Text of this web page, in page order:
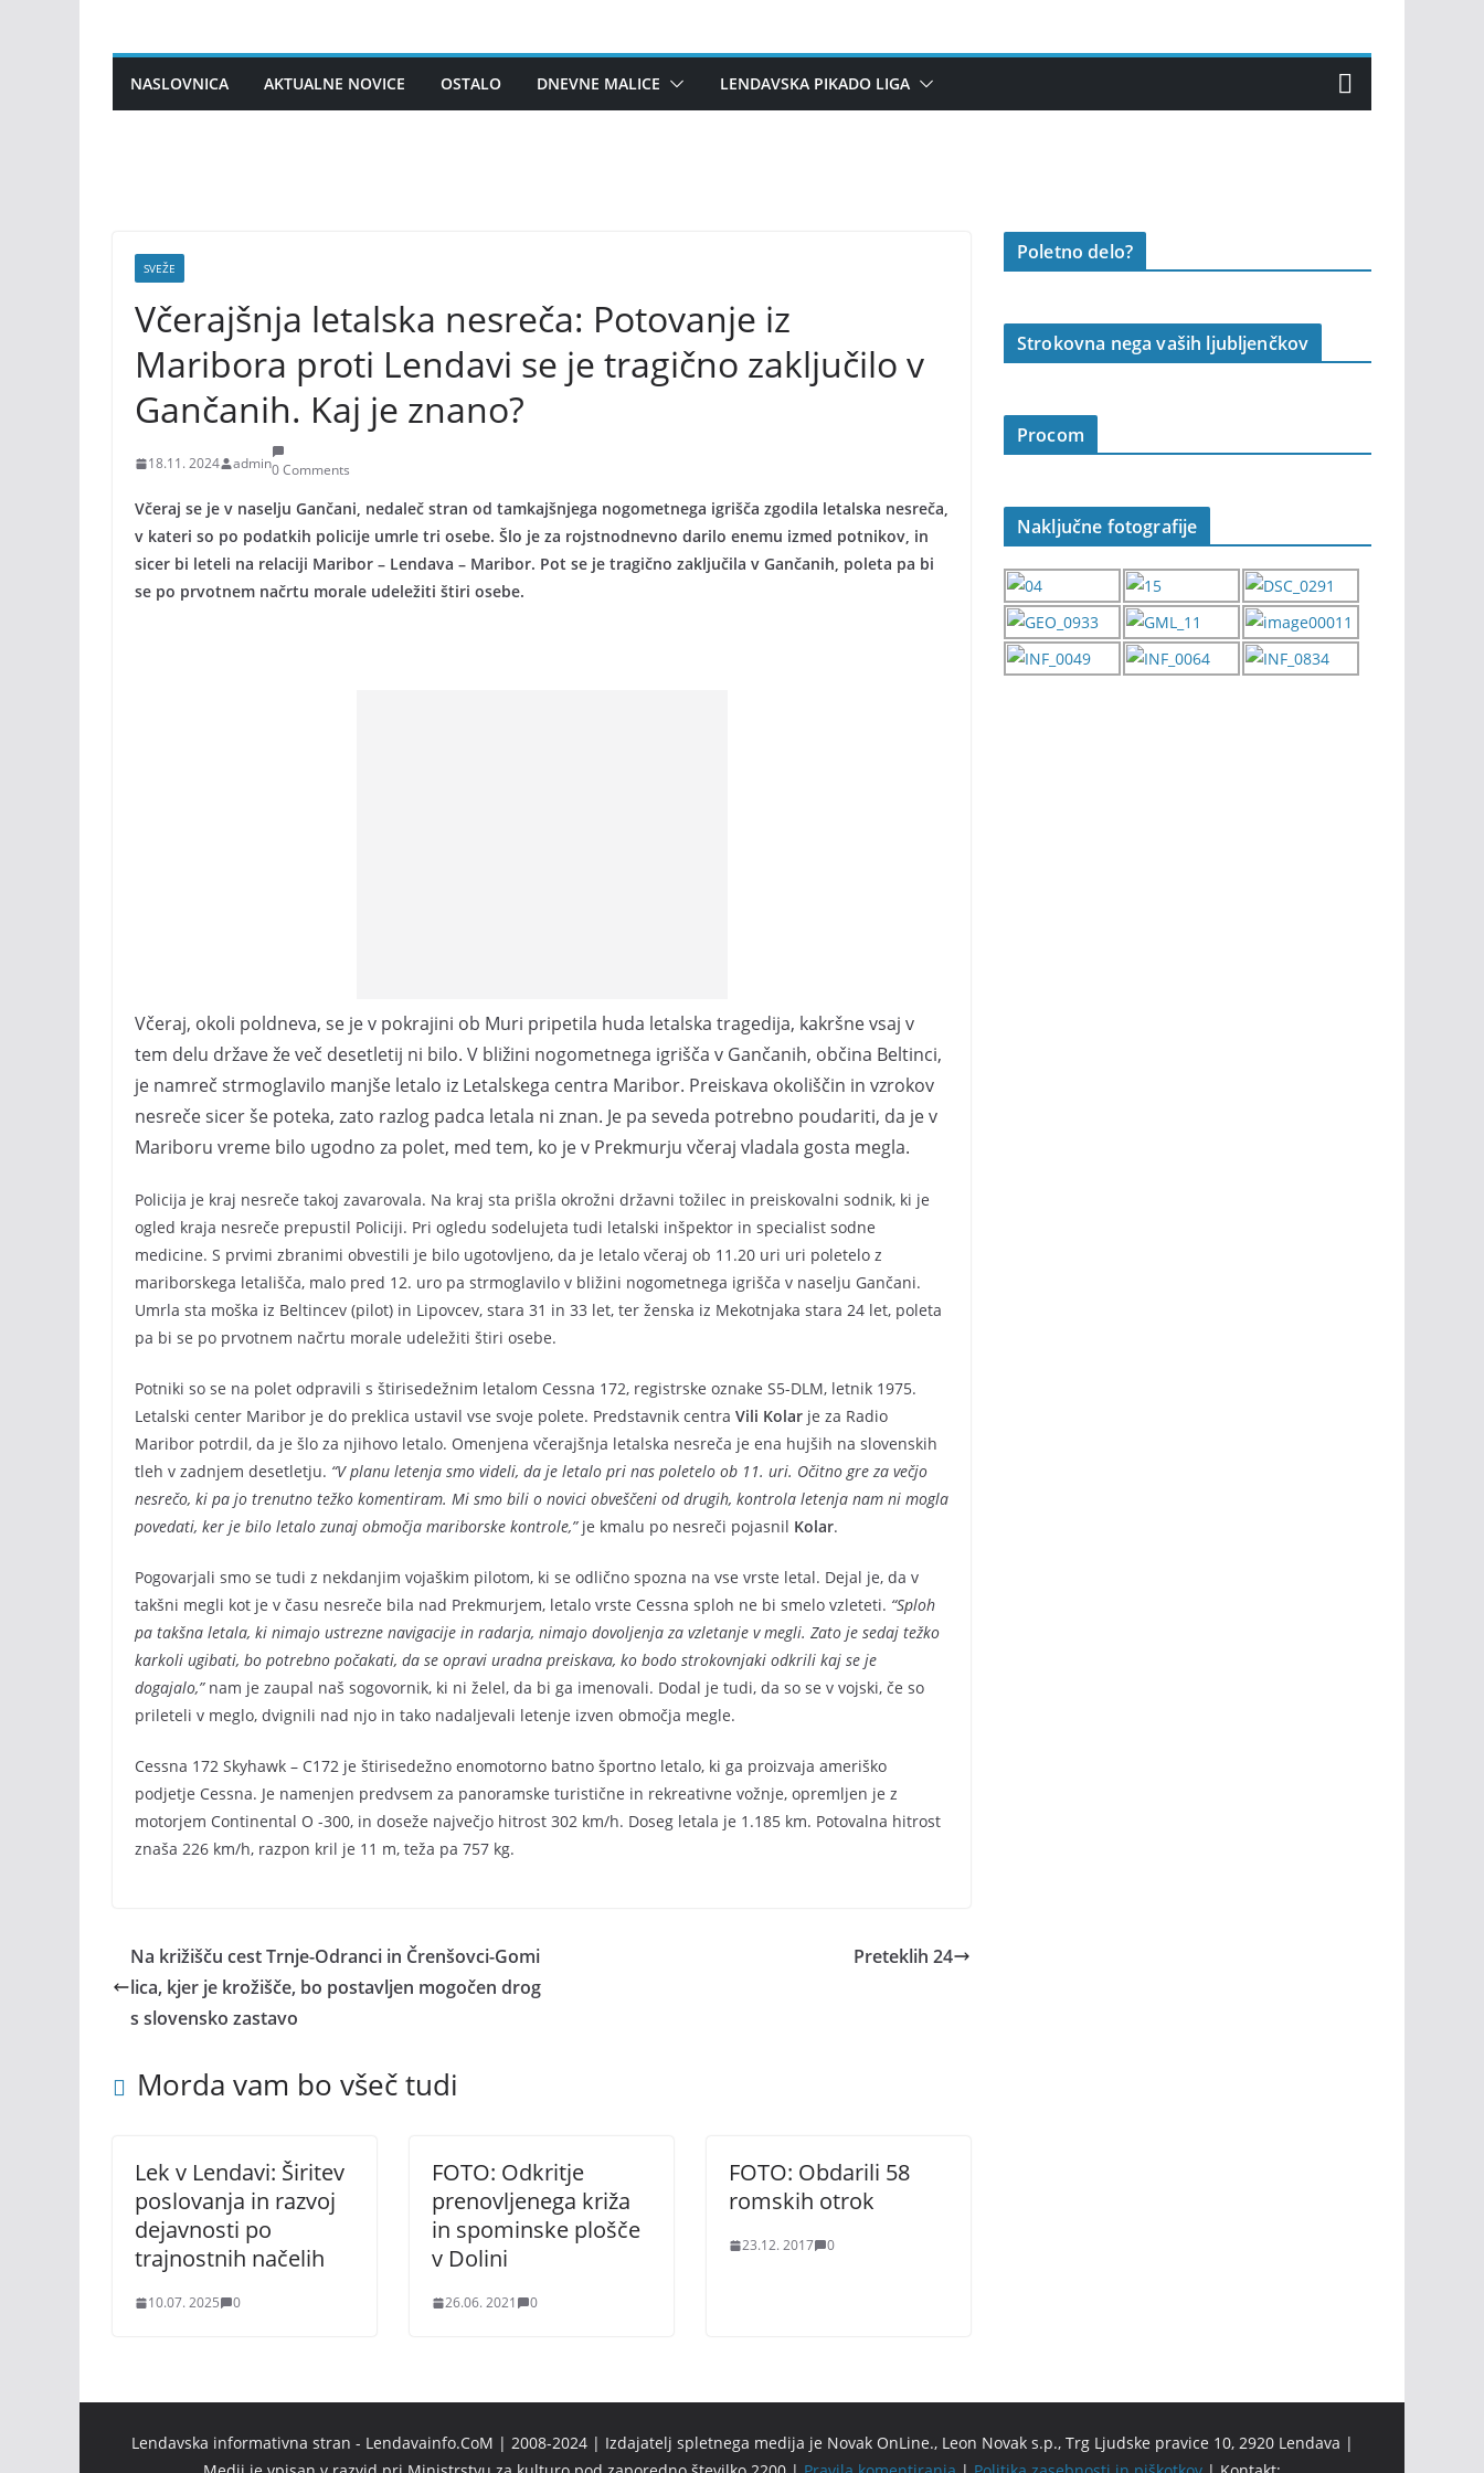
contentNASLOVNICA AKTUALNE NOVICE OSTALO DNEVNE MALICE LENDAVSKA PIKADO LIGA
SVEŽE
Včerajšnja letalska nesreča: Potovanje iz
Maribora proti Lendavi se je tragično zaključilo v
Gančanih. Kaj je znano?
18.11. 2024 admin0 Comments
Včeraj se je v naselju Gančani, nedaleč stran od tamkajšnjega nogometnega igrišča zgodila letalska nesreča,
v kateri so po podatkih policije umrle tri osebe. Šlo je za rojstnodnevno darilo enemu izmed potnikov, in
sicer bi leteli na relaciji Maribor – Lendava – Maribor. Pot se je tragično zaključila v Gančanih, poleta pa bi
se po prvotnem načrtu morale udeležiti štiri osebe.
Včeraj, okoli poldneva, se je v pokrajini ob Muri pripetila huda letalska tragedija, kakršne vsaj v
tem delu države že več desetletij ni bilo. V bližini nogometnega igrišča v Gančanih, občina Beltinci,
je namreč strmoglavilo manjše letalo iz Letalskega centra Maribor. Preiskava okoliščin in vzrokov
nesreče sicer še poteka, zato razlog padca letala ni znan. Je pa seveda potrebno poudariti, da je v
Mariboru vreme bilo ugodno za polet, med tem, ko je v Prekmurju včeraj vladala gosta megla.
Policija je kraj nesreče takoj zavarovala. Na kraj sta prišla okrožni državni tožilec in preiskovalni sodnik, ki je
ogled kraja nesreče prepustil Policiji. Pri ogledu sodelujeta tudi letalski inšpektor in specialist sodne
medicine. S prvimi zbranimi obvestili je bilo ugotovljeno, da je letalo včeraj ob 11.20 uri uri poletelo z
mariborskega letališča, malo pred 12. uro pa strmoglavilo v bližini nogometnega igrišča v naselju Gančani.
Umrla sta moška iz Beltincev (pilot) in Lipovcev, stara 31 in 33 let, ter ženska iz Mekotnjaka stara 24 let, poleta
pa bi se po prvotnem načrtu morale udeležiti štiri osebe.
Potniki so se na polet odpravili s štirisedežnim letalom Cessna 172, registrske oznake S5-DLM, letnik 1975.
Letalski center Maribor je do preklica ustavil vse svoje polete. Predstavnik centra Vili Kolar je za Radio
Maribor potrdil, da je šlo za njihovo letalo. Omenjena včerajšnja letalska nesreča je ena hujših na slovenskih
tleh v zadnjem desetletju. “V planu letenja smo videli, da je letalo pri nas poletelo ob 11. uri. Očitno gre za večjo
nesrečo, ki pa jo trenutno težko komentiram. Mi smo bili o novici obveščeni od drugih, kontrola letenja nam ni mogla
povedati, ker je bilo letalo zunaj območja mariborske kontrole,”je kmalu po nesreči pojasnil Kolar.
Pogovarjali smo se tudi z nekdanjim vojaškim pilotom, ki se odlično spozna na vse vrste letal. Dejal je, da v
takšni megli kot je v času nesreče bila nad Prekmurjem, letalo vrste Cessna sploh ne bi smelo vzleteti. “Sploh
pa takšna letala, ki nimajo ustrezne navigacije in radarja, nimajo dovoljenja za vzletanje v megli. Zato je sedaj težko
karkoli ugibati, bo potrebno počakati, da se opravi uradna preiskava, ko bodo strokovnjaki odkrili kaj se je
dogajalo,”nam je zaupal naš sogovornik, ki ni želel, da bi ga imenovali. Dodal je tudi, da so se v vojski, če so
prileteli v meglo, dvignili nad njo in tako nadaljevali letenje izven območja megle.
Cessna 172 Skyhawk – C172 je štirisedežno enomotorno batno športno letalo, ki ga proizvaja ameriško
podjetje Cessna. Je namenjen predvsem za panoramske turistične in rekreativne vožnje, opremljen je z
motorjem Continental O -300, in doseže največjo hitrost 302 km/h. Doseg letala je 1.185 km. Potovalna hitrost
znaša 226 km/h, razpon kril je 11 m, teža pa 757 kg.
Na križišču cest Trnje-Odranci in Črenšovci-Gomi
lica, kjer je krožišče, bo postavljen mogočen drog
s slovensko zastavo
Preteklih 24
Morda vam bo všeč tudi
Lek v Lendavi: Širitev
poslovanja in razvoj
dejavnosti po
trajnostnih načelih
10.07. 2025 0
FOTO: Odkritje
prenovljenega križa
in spominske plošče
v Dolini
26.06. 2021 0
FOTO: Obdarili 58
romskih otrok
23.12. 2017 0
Poletno delo?
Strokovna nega vaših ljubljenčkov
Procom
Naključne fotografije
Lendavska informativna stran - Lendavainfo.CoM | 2008-2024 | Izdajatelj spletnega medija je Novak OnLine., Leon Novak s.p., Trg Ljudske pravice 10, 2920 Lendava |